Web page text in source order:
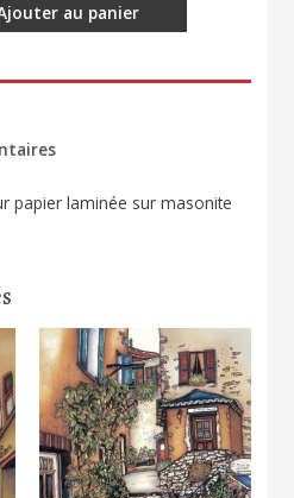
au panier
papier laminée sur masonite